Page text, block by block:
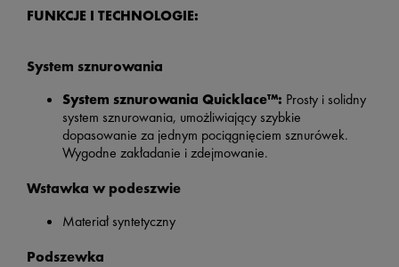
FUNKCJE I TECHNOLOGIE:
System sznurowania
System sznurowania Quicklace™: Prosty i solidny
system sznurowania, umożliwiający szybkie
dopasowanie za jednym pociągnięciem sznurówek.
Wygodne zakładanie i zdejmowanie.
Wstawka w podeszwie
Materiał syntetyczny
Podszewka